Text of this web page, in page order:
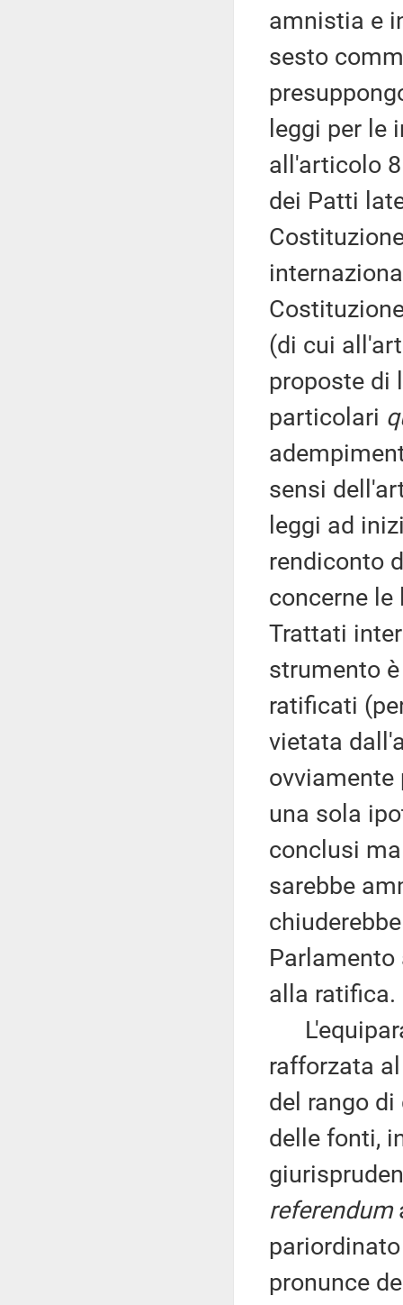
amnistia e
sesto
leggi per le
all'articolo
dei Patti
(di cui
proposte di
particolari
sensi
leggi ad
rendiconto
concerne
Trattati
strumento
ratificati
vietata
ovviamente
una sola
conclusi
sarebbe
Parlamento
alla ratifica.
rafforzata
del rango
delle fonti,
referendum
pronunce